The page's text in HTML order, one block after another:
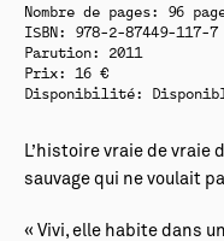
Nombre de pages: 96
ISBN: 978-2-87449-117-7
Parution: 2011
Prix: 16 €
Disponibilité:
L’histoire vraie de vraie
sauvage qui ne voulait
« Vivi, elle habite dans